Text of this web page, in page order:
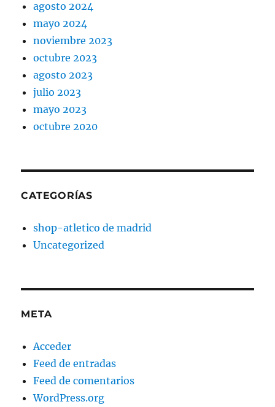
agosto 2024
mayo 2024
noviembre 2023
octubre 2023
agosto 2023
julio 2023
mayo 2023
octubre 2020
CATEGORÍAS
shop-atletico de madrid
Uncategorized
META
Acceder
Feed de entradas
Feed de comentarios
WordPress.org